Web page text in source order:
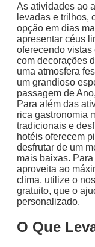
As atividades ao
levadas e trilhos,
opção em dias
apresentar céus
oferecendo
com decorações
uma atmosfera
um grandioso
passagem de
Para além das
rica gastronomia
tradicionais e
hotéis oferecem
desfrutar de um
mais baixas.
aproveita ao
clima, utilize o
gratuito, que o
personalizado.
O Que